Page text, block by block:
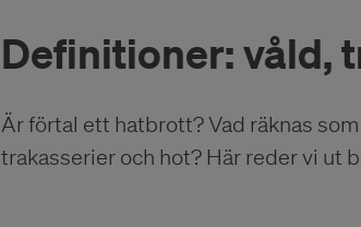
Definitioner: våld,
Är förtal ett hatbrott? Vad räknas
trakasserier och hot? Här reder vi ut